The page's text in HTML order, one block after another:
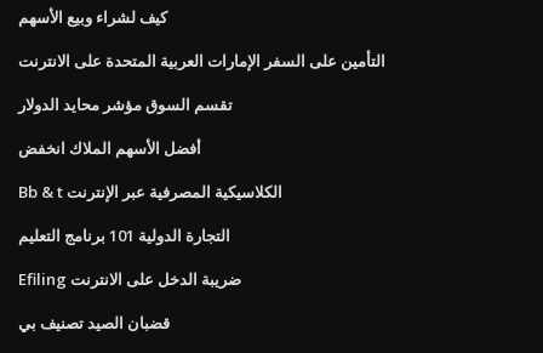
كيف لشراء وبيع الأسهم
التأمين على السفر الإمارات العربية المتحدة على الانترنت
تقسم السوق مؤشر محايد الدولار
أفضل الأسهم الملاك انخفض
Bb & t الكلاسيكية المصرفية عبر الإنترنت
التجارة الدولية 101 برنامج التعليم
Efiling ضريبة الدخل على الانترنت
قضبان الصيد تصنيف بي